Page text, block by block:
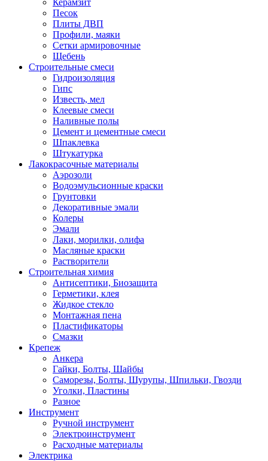
Керамзит
Песок
Плиты ДВП
Профили, маяки
Сетки армировочные
Щебень
Строительные смеси
Гидроизоляция
Гипс
Известь, мел
Клеевые смеси
Наливные полы
Цемент и цементные смеси
Шпаклевка
Штукатурка
Лакокрасочные материалы
Аэрозоли
Водоэмульсионные краски
Грунтовки
Декоративные эмали
Колеры
Эмали
Лаки, морилки, олифа
Масляные краски
Растворители
Строительная химия
Антисептики, Биозащита
Герметики, клея
Жидкое стекло
Монтажная пена
Пластификаторы
Смазки
Крепеж
Анкера
Гайки, Болты, Шайбы
Саморезы, Болты, Шурупы, Шпильки, Гвозди
Уголки, Пластины
Разное
Инструмент
Ручной инструмент
Электроинструмент
Расходные материалы
Электрика